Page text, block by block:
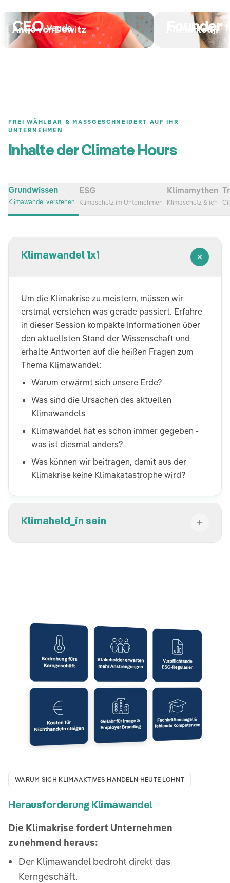
Antje von Dewitz
CEO Vaude Ali Mahlodji
Founder
FREI WÄHLBAR & MASSGESCHNEIDERT AUF IHR U
NTERNEHMEN
Inhalte der Climate Hours
Grundwissen
Klimawandel verstehen
ESG
Klimaschutz im Unternehmen
Klimamythen
Klimaschutz & ich
Klimawandel 1x1
Um die Klimakrise zu meistern, müssen wir
erstmal verstehen was gerade passiert. Erfahre
in dieser Session kompakte Informationen über
den aktuellsten Stand der Wissenschaft und
erhalte Antworten auf die heißen Fragen zum
Thema Klimawandel:
Warum erwärmt sich unsere Erde?
Was sind die Ursachen des aktuellen
Klimawandels
Klimawandel hat es schon immer gegeben -
was ist diesmal anders?
Was können wir beitragen, damit aus der
Klimakrise keine Klimakatastrophe wird?
Klimaheld_in sein
WARUM SICH KLIMAAKTIVES HANDELN HEUTE LOHNT
Herausforderung Klimawandel
Die Klimakrise fordert Unternehmen
zunehmend heraus:
Der Klimawandel bedroht direkt das
Kerngeschäft.